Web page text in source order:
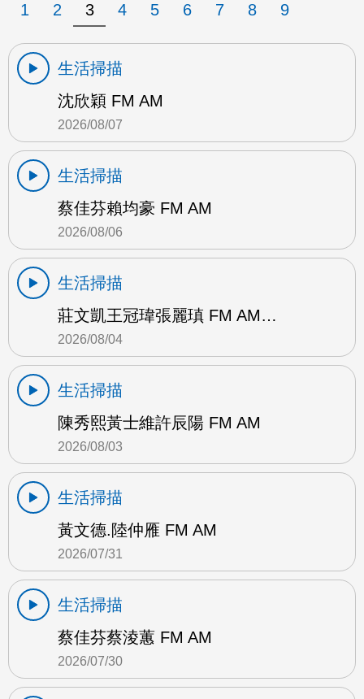
1 2 3 4 5 6 7 8 9
生活掃描
沈欣穎 FM AM
2026/08/07
生活掃描
蔡佳芬賴均豪 FM AM
2026/08/06
生活掃描
莊文凱王冠瑋張麗瑱 FM AM…
2026/08/04
生活掃描
陳秀熙黃士維許辰陽 FM AM
2026/08/03
生活掃描
黃文德.陸仲雁 FM AM
2026/07/31
生活掃描
蔡佳芬蔡淩蕙 FM AM
2026/07/30